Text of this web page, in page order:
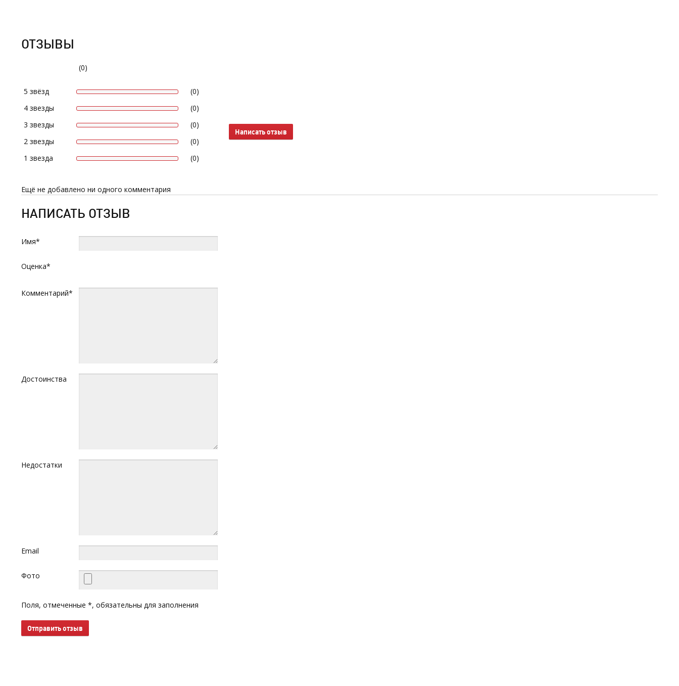
ОТЗЫВЫ
(0)
5 звёзд
(0)
4 звезды
(0)
3 звезды
(0)
2 звезды
(0)
1 звезда
(0)
Написать отзыв
Ещё не добавлено ни одного комментария
НАПИСАТЬ ОТЗЫВ
Имя*
Оценка*
Комментарий*
Достоинства
Недостатки
Email
Фото
Поля, отмеченные *, обязательны для заполнения
Отправить отзыв